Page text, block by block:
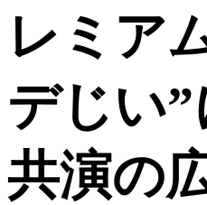
レミア
デじい
共演の